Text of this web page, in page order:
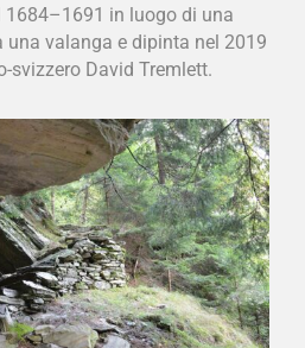
1684–1691 in luogo di una
una valanga e dipinta nel 2019
svizzero David Tremlett.